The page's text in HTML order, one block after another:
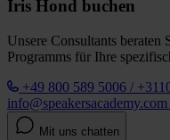
Iris Hond buchen
Unsere Consultants beraten
Programms für Ihre
+49 800 589 5006 /
info@speakersacademy.com
Mit uns chatten